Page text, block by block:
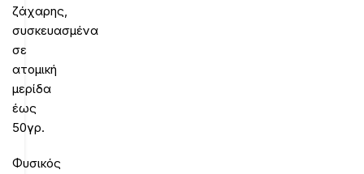
ζάχαρης,
συσκευασμένα
σε
ατομική
μερίδα
έως
50γρ.
Φυσικός